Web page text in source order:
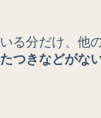
る分だけ、他
つきなどがな